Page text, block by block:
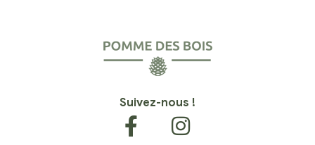
Suivez-nous !